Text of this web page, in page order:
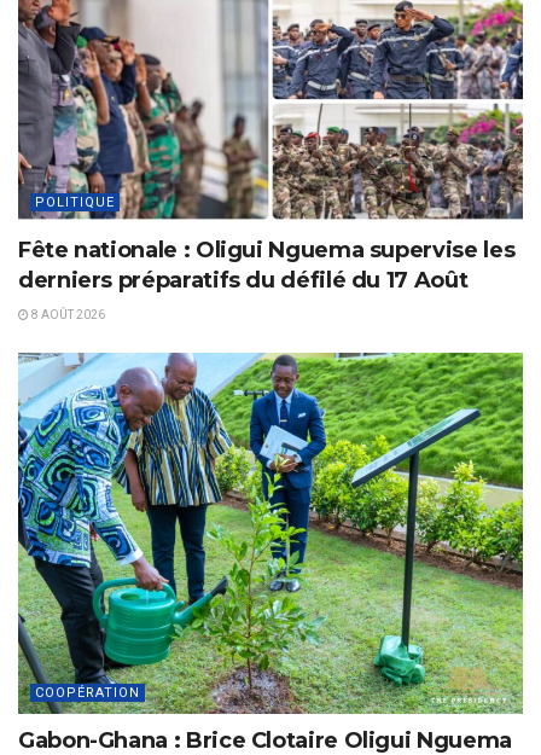
POLITIQUE
Fête nationale : Oligui Nguema supervise les
derniers préparatifs du défilé du 17 Août
8 AOÛT 2026
COOPÉRATION
Gabon-Ghana : Brice Clotaire Oligui Nguema